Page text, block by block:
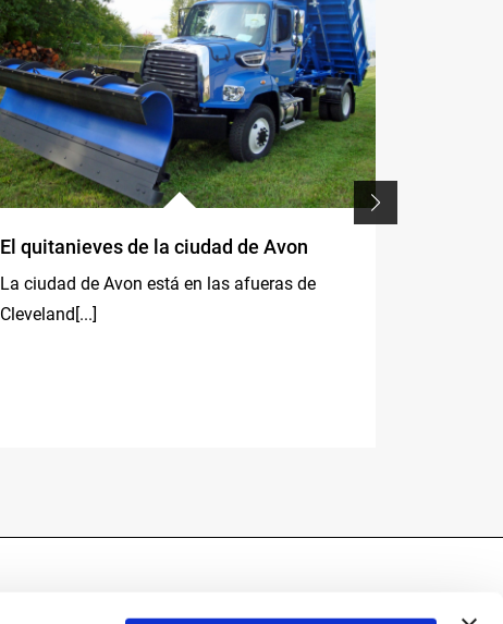
El quitanieves de la ciudad de Avon
La ciudad de Avon está en las afueras de
Cleveland[...]